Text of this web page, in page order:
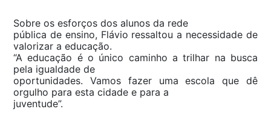
Sobre os esforços dos alunos da rede
pública de ensino, Flávio ressaltou a necessidade de
valorizar a educação.
“A educação é o único caminho a trilhar na busca
pela igualdade de
oportunidades. Vamos fazer uma escola que dê
orgulho para esta cidade e para a
juventude”.